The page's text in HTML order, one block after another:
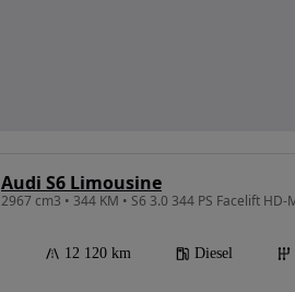
Audi S6 Limousine
12 120 km Diesel